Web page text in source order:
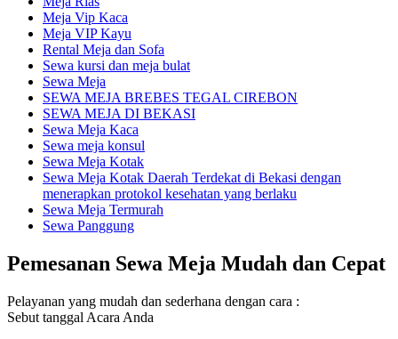
Meja Vip Kaca
Meja VIP Kayu
Rental Meja dan Sofa
Sewa kursi dan meja bulat
Sewa Meja
SEWA MEJA BREBES TEGAL CIREBON
SEWA MEJA DI BEKASI
Sewa Meja Kaca
Sewa meja konsul
Sewa Meja Kotak
Sewa Meja Kotak Daerah Terdekat di Bekasi dengan
menerapkan protokol kesehatan yang berlaku
Sewa Meja Termurah
Sewa Panggung
Pemesanan Sewa Meja Mudah dan Cepat
Pelayanan yang mudah dan sederhana dengan cara :
Sebut tanggal Acara Anda